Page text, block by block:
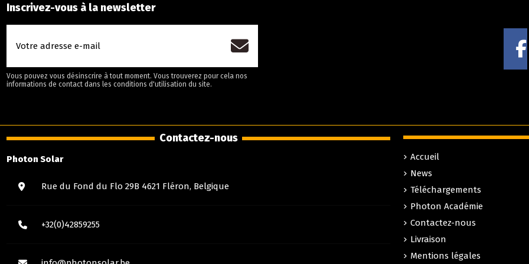
Vous pouvez vous désinscrire à tout moment. Vous trouverez pour cela nos
informations de contact dans les conditions d'utilisation du site.
Photon Solar
Rue du Fond du Flo 29B 4621 Fléron, Belgique
+32(0)42859255
Accueil
News
Téléchargements
Photon Académie
Contactez-nous
Livraison
Mentions légales